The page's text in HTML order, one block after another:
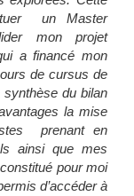
un Master
mon projet
a financé mon
de cursus de
du bilan
la mise
prenant en
ainsi que mes
pour moi
d’accéder à